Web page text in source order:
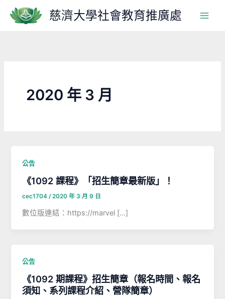
主
慈濟大學社會教育推廣處
2020 年 3 月
公告
《1092 課程》「招生簡章最新版」！
cec1704 /2020 年 3 月 9 日
數位版連結：https://marvel […]
公告
《1092 期課程》招生簡章（報名時間、報名
須知、系列課程介紹、營隊簡章）